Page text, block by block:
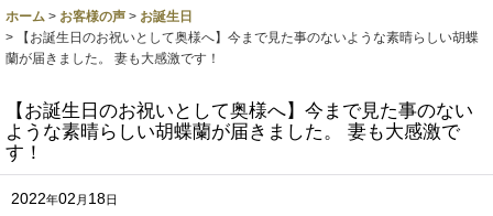
ホーム > お客様の声 > お誕生日
>
【お誕生日のお祝いとして奥様へ】今まで見た事のないような素晴らしい胡蝶
蘭が届きました。 妻も大感激です！
【お誕生日のお祝いとして奥様へ】今まで見た事のない
ような素晴らしい胡蝶蘭が届きました。 妻も大感激で
す！
2022年02 月 18日